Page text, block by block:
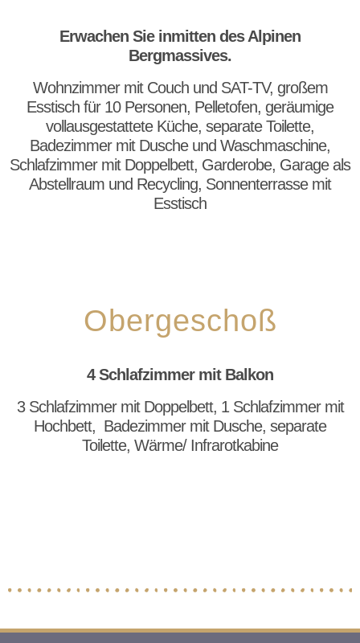
Erwachen Sie inmitten des Alpinen
Bergmassives.
Wohnzimmer mit Couch und SAT-TV, großem
Esstisch für 10 Personen, Pelletofen, geräumige
vollausgestattete Küche, separate Toilette,
Badezimmer mit Dusche und Waschmaschine,
Schlafzimmer mit Doppelbett, Garderobe, Garage als
Abstellraum und Recycling, Sonnenterrasse mit
Esstisch
Obergeschoß
4 Schlafzimmer mit Balkon
3 Schlafzimmer mit Doppelbett, 1 Schlafzimmer mit
Hochbett, Badezimmer mit Dusche, separate
Toilette, Wärme/ Infrarotkabine